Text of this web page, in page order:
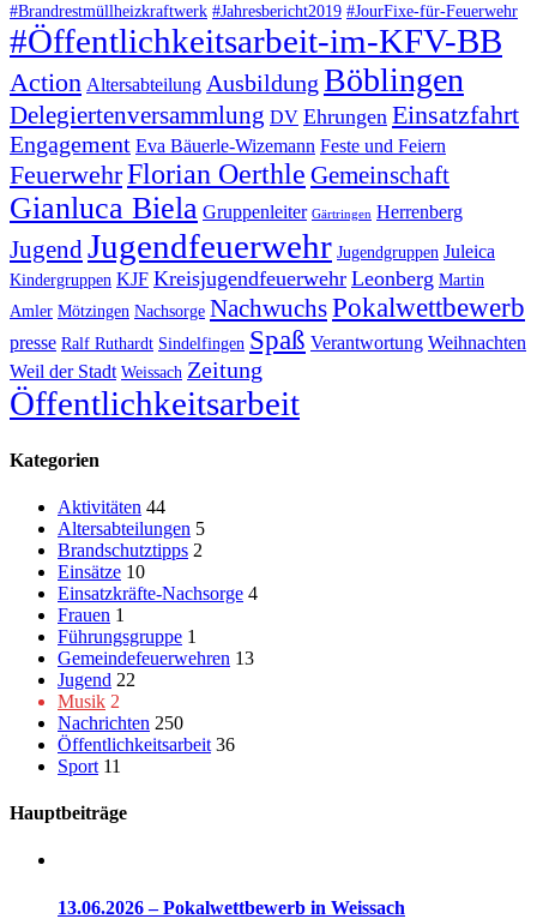
#Brandrestmüllheizkraftwerk #Jahresbericht2019 #JourFixe-für-Feuerwehr
#Öffentlichkeitsarbeit-im-KFV-BB
Action Altersabteilung Ausbildung Böblingen
Delegiertenversammlung DV Ehrungen Einsatzfahrt
Engagement Eva Bäuerle-Wizemann Feste und Feiern
FeuerwehrFlorian Oerthle Gemeinschaft
Gianluca Biela Gruppenleiter Gärtringen Herrenberg
JugendJugendfeuerwehr Jugendgruppen Juleica
Kindergruppen KJF Kreisjugendfeuerwehr Leonberg Martin
Amler Mötzingen Nachsorge NachwuchsPokalwettbewerb
presse Ralf Ruthardt Sindelfingen Spaß Verantwortung Weihnachten
Weil der Stadt Weissach Zeitung
Öffentlichkeitsarbeit
Kategorien
Aktivitäten 44
Altersabteilungen 5
Brandschutztipps 2
Einsätze 10
Einsatzkräfte-Nachsorge 4
Frauen 1
Führungsgruppe 1
Gemeindefeuerwehren 13
Jugend 22
Musik 2
Nachrichten 250
Öffentlichkeitsarbeit 36
Sport 11
Hauptbeiträge
13.06.2026 – Pokalwettbewerb in Weissach